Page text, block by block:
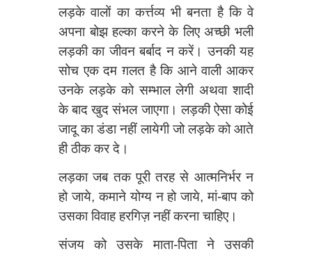
लड़के वालों का कर्त्तव्य भी बनता है कि वे
अपना बोझ हल्का करने के लिए अच्छी भली
लड़की का जीवन बर्बाद न करें। उनकी यह
सोच एक दम ग़लत है कि आने वाली आकर
उनके लड़के को सम्भाल लेगी अथवा शादी
के बाद खुद संभल जाएगा। लड़की ऐसा कोई
जादू का डंडा नहीं लायेगी जो लड़के को आते
ही ठीक कर दे।
लड़का जब तक पूरी तरह से आत्मनिर्भर न
हो जाये, कमाने योग्य न हो जाये, मां-बाप को
उसका विवाह हरगिज़ नहीं करना चाहिए।
संजय को उसके माता-पिता ने उसकी